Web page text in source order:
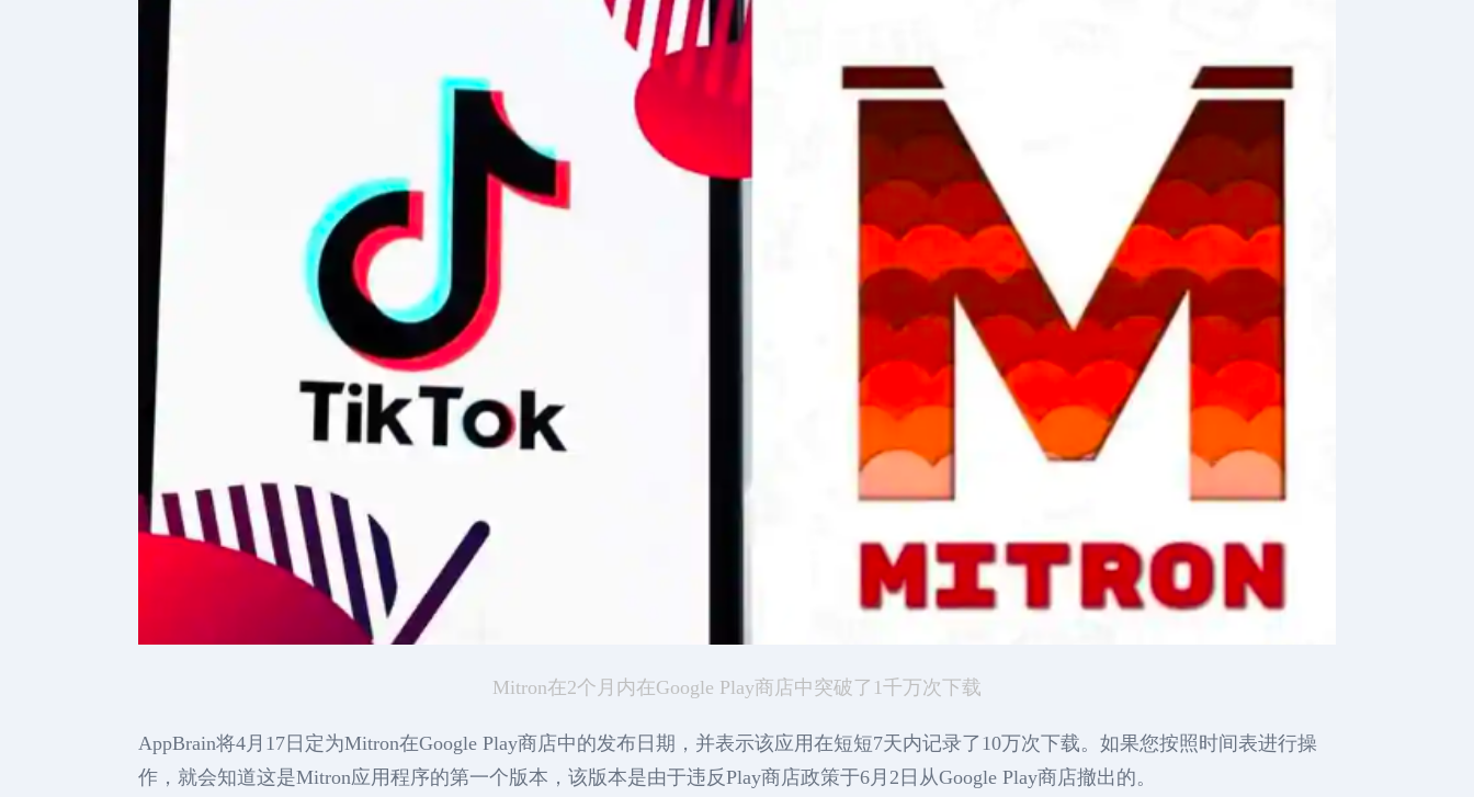
Mitron在2个月内在Google Play商店中突破了1千万次下载
AppBrain将4月17日定为Mitron在Google Play商店中的发布日期，并表示该应用在短短7天内记录了10万次下载。如果您按照时间表进行操
作，就会知道这是Mitron应用程序的第一个版本，该版本是由于违反Play商店政策于6月2日从Google Play商店撤出的。